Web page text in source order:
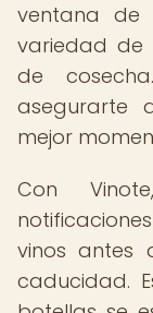
ventana de
variedad de
de
asegurarte
mejor
Con
vinos antes
caducidad.